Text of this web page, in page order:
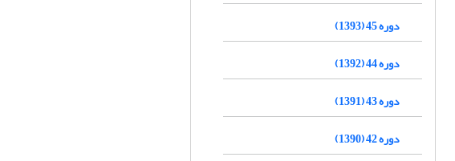
دوره 45 (1393)
دوره 44 (1392)
دوره 43 (1391)
دوره 42 (1390)